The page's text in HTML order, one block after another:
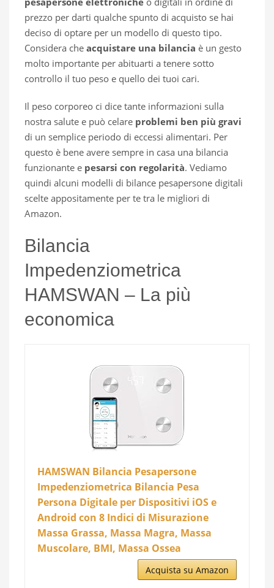
prezzo per darti qualche spunto di acquisto se hai
deciso di optare per un modello di questo tipo.
Considera che acquistare una bilancia è un gesto
molto importante per abituarti a tenere sotto
controllo il tuo peso e quello dei tuoi cari.
Il peso corporeo ci dice tante informazioni sulla
nostra salute e può celare problemi ben più gravi
di un semplice periodo di eccessi alimentari. Per
questo è bene avere sempre in casa una bilancia
funzionante e pesarsi con regolarità. Vediamo
quindi alcuni modelli di bilance pesapersone digitali
scelte appositamente per te tra le migliori di
Amazon.
Bilancia
Impedenziometrica
HAMSWAN – La più
economica
HAMSWAN Bilancia Pesapersone
Impedenziometrica Bilancia Pesa
Persona Digitale per Dispositivi iOS e
Android con 8 Indici di Misurazione
Massa Grassa, Massa Magra, Massa
Muscolare, BMI, Massa Ossea
Acquista su Amazon